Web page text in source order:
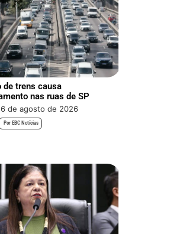
de trens causa
nas ruas de SP
de agosto de 2026
Por EBC Notícias